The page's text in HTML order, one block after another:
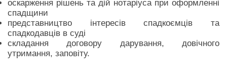
оскарження рішень та дій нотаріуса при оформленні
спадщини
представництво інтересів спадкоємців та
спадкодавців в суді
складання договору дарування, довічного
утримання, заповіту.